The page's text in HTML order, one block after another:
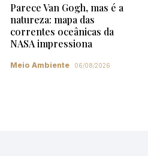
Parece Van Gogh, mas é a
natureza: mapa das
correntes oceânicas da
NASA impressiona
Meio Ambiente 06/08/2026